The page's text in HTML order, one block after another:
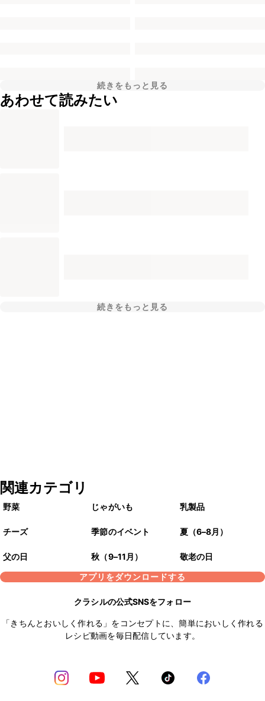
続きをもっと見る
あわせて読みたい
続きをもっと見る
関連カテゴリ
野菜 じゃがいも 乳製品
チーズ 季節のイベント 夏（6–8月）
父の日 秋（9–11月）
敬老の日
アプリをダウンロードする
クラシルの公式SNSをフォロー
「きちんとおいしく作れる」をコンセプトに、簡単においしく作れる
レシピ動画を毎日配信しています。